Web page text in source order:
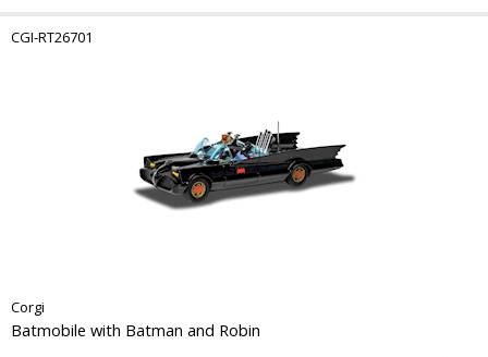
CGI-RT26701
Corgi
Batmobile with Batman and Robin